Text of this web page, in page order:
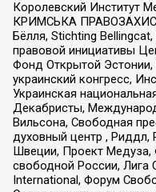
Королевский Институт
КРИМСЬКА
Бёлля, Stichting
правовой инициативы
Фонд Открытой Эстонии,
украинский конгресс,
Украинская
Декабристы,
Вильсона, Свободная
духовный центр , Риддл,
Швеции, Проект
свободной России, Лига
International, Форум